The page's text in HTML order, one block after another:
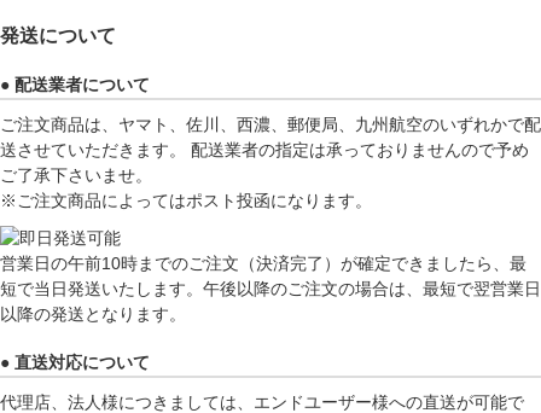
発送について
● 配送業者について
ご注文商品は、ヤマト、佐川、西濃、郵便局、九州航空のいずれかで配
送させていただきます。 配送業者の指定は承っておりませんので予め
ご了承下さいませ。
※ご注文商品によってはポスト投函になります。
営業日の午前10時までのご注文（決済完了）が確定できましたら、最
短で当日発送いたします。午後以降のご注文の場合は、最短で翌営業日
以降の発送となります。
● 直送対応について
代理店、法人様につきましては、エンドユーザー様への直送が可能で